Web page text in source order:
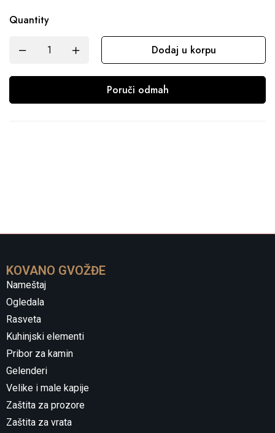
Quantity
Dodaj u korpu
Poruči odmah
KOVANO GVOŽĐE
Nameštaj
Ogledala
Rasveta
Kuhinjski elementi
Pribor za kamin
Gelenderi
Velike i male kapije
Zaštita za prozore
Zaštita za vrata